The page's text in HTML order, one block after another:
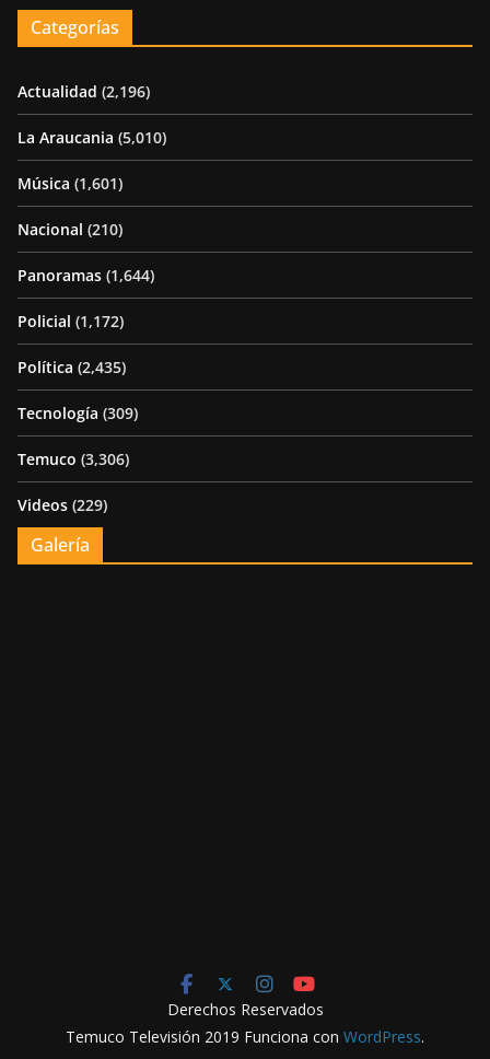
Categorías
Actualidad (2,196)
La Araucania (5,010)
Música (1,601)
Nacional (210)
Panoramas (1,644)
Policial (1,172)
Política (2,435)
Tecnología (309)
Temuco (3,306)
Videos (229)
Galería
Derechos Reservados
Temuco Televisión 2019 Funciona con WordPress.